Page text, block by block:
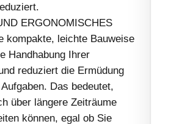
ERGONOMISCHES
kompakte, leichte Bauweise
Handhabung Ihrer
reduziert die Ermüdung
Das bedeutet,
über längere Zeiträume
können, egal ob Sie